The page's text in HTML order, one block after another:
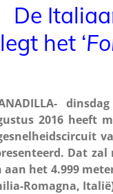
De
legt het ‘
2016 heeft
Dat
aan het 4.999
Romagna,